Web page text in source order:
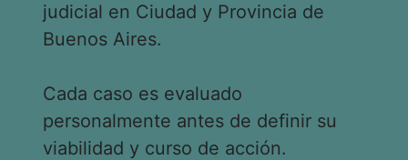
judicial en Ciudad y Provincia de
Buenos Aires.
Cada caso es evaluado
personalmente antes de definir su
viabilidad y curso de acción.